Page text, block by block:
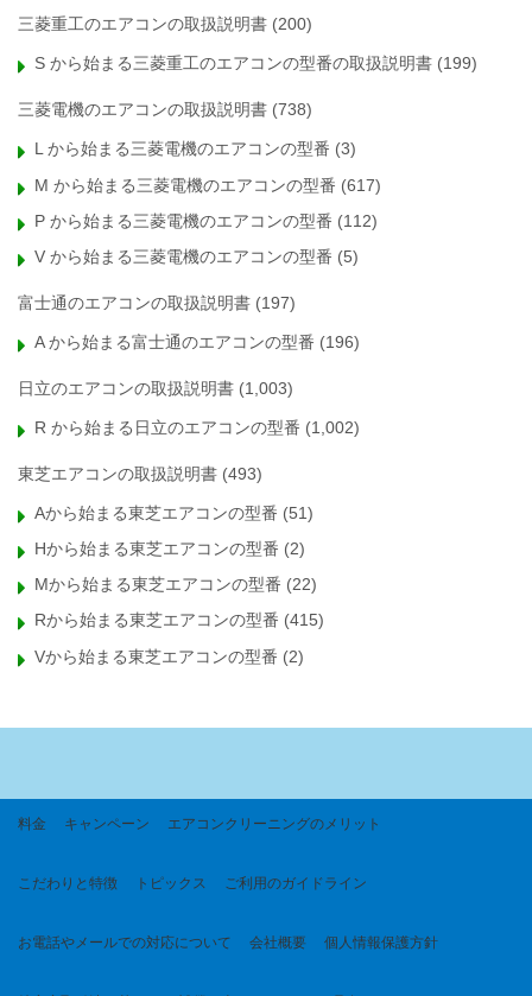
三菱重工のエアコンの取扱説明書 (200)
S から始まる三菱重工のエアコンの型番の取扱説明書 (199)
三菱電機のエアコンの取扱説明書 (738)
L から始まる三菱電機のエアコンの型番 (3)
M から始まる三菱電機のエアコンの型番 (617)
P から始まる三菱電機のエアコンの型番 (112)
V から始まる三菱電機のエアコンの型番 (5)
富士通のエアコンの取扱説明書 (197)
A から始まる富士通のエアコンの型番 (196)
日立のエアコンの取扱説明書 (1,003)
R から始まる日立のエアコンの型番 (1,002)
東芝エアコンの取扱説明書 (493)
Aから始まる東芝エアコンの型番 (51)
Hから始まる東芝エアコンの型番 (2)
Mから始まる東芝エアコンの型番 (22)
Rから始まる東芝エアコンの型番 (415)
Vから始まる東芝エアコンの型番 (2)
料金 キャンペーン エアコンクリーニングのメリット
こだわりと特徴 トピックス ご利用のガイドライン
お電話やメールでの対応について 会社概要 個人情報保護方針